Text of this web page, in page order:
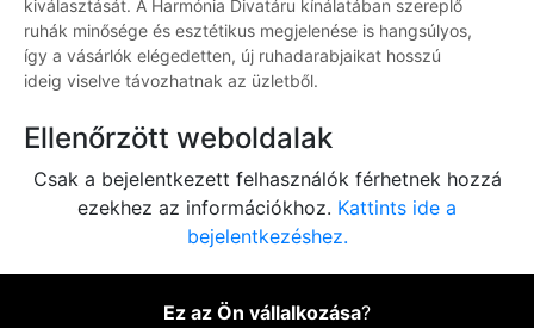
kiválasztását. A Harmónia Divatáru kínálatában szereplő
ruhák minősége és esztétikus megjelenése is hangsúlyos,
így a vásárlók elégedetten, új ruhadarabjaikat hosszú
ideig viselve távozhatnak az üzletből.
Ellenőrzött weboldalak
Csak a bejelentkezett felhasználók férhetnek hozzá
ezekhez az információkhoz. Kattints ide a
bejelentkezéshez.
Ez az Ön vállalkozása?